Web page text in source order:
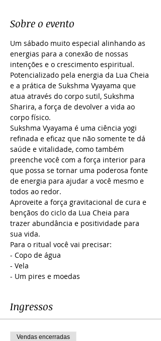
Sobre o evento
Um sábado muito especial alinhando as
energias para a conexão de nossas
intenções e o crescimento espiritual.
Potencializado pela energia da Lua Cheia
e a prática de Sukshma Vyayama que
atua através do corpo sutil, Sukshma
Sharira, a força de devolver a vida ao
corpo físico.
Sukshma Vyayama é uma ciência yogi
refinada e eficaz que não somente te dá
saúde e vitalidade, como também
preenche você com a força interior para
que possa se tornar uma poderosa fonte
de energia para ajudar a você mesmo e
todos ao redor.
Aproveite a força gravitacional de cura e
bençãos do ciclo da Lua Cheia para
trazer abundância e positividade para
sua vida.
Para o ritual você vai precisar:
- Copo de água
- Vela
- Um pires e moedas
Ingressos
Vendas encerradas